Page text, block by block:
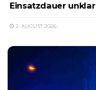
Einsatzdauer unklar
2. AUGUST 2026